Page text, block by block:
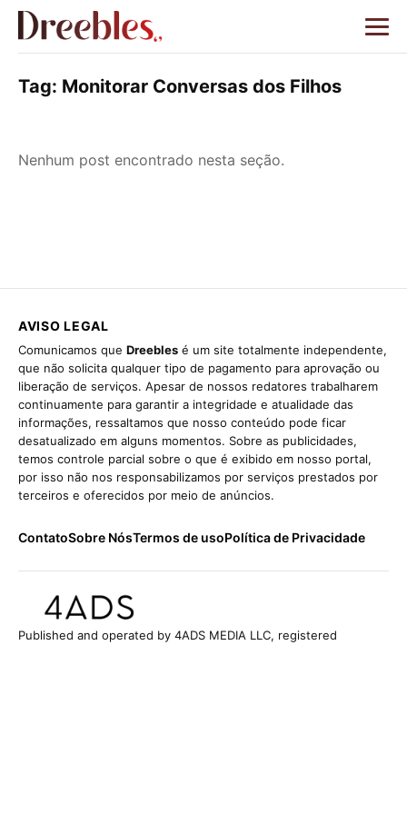
Tag: Monitorar Conversas dos Filhos
Nenhum post encontrado nesta seção.
AVISO LEGAL
Comunicamos que Dreebles é um site totalmente independente,
que não solicita qualquer tipo de pagamento para aprovação ou
liberação de serviços. Apesar de nossos redatores trabalharem
continuamente para garantir a integridade e atualidade das
informações, ressaltamos que nosso conteúdo pode ficar
desatualizado em alguns momentos. Sobre as publicidades,
temos controle parcial sobre o que é exibido em nosso portal,
por isso não nos responsabilizamos por serviços prestados por
terceiros e oferecidos por meio de anúncios.
ContatoSobre NósTermos de usoPolítica de Privacidade
Published and operated by 4ADS MEDIA LLC, registered